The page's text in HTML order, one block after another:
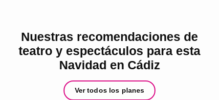
Nuestras recomendaciones de
teatro y espectáculos para esta
Navidad en Cádiz
Ver todos los planes